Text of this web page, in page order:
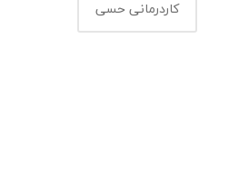
کاردرمانی حسی